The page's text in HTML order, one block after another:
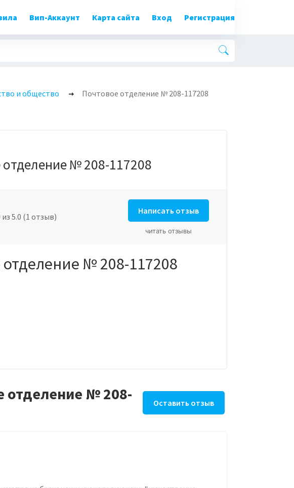
Вип-Аккаунт Карта сайта Вход Регистрация
и общество Почтовое отделение № 208-117208
№ 208-117208
из 5.0 (1 отзыв)
Написать отзыв
читать отзывы
№ 208-117208
отделение № 208-
Оставить отзыв